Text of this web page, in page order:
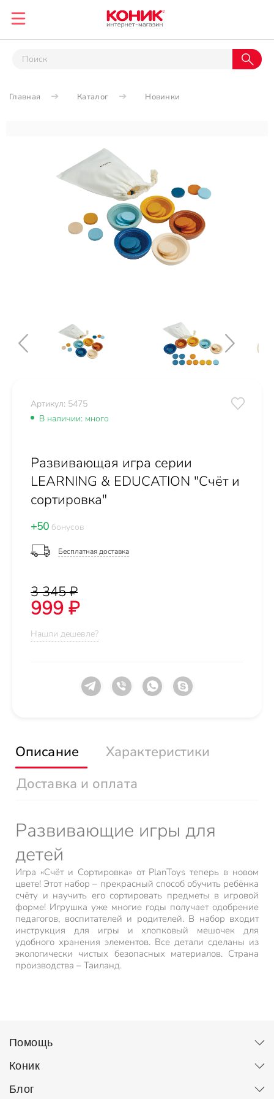
Главная Каталог Новинки
Артикул: 5475
В наличии: много
Развивающая игра серии
LEARNING & EDUCATION "Счёт и
сортировка"
+50 бонусов
Бесплатная доставка
3 345 ₽
999 ₽
Нашли дешевле?
Описание
Характеристики
Доставка и оплата
Развивающие игры для
детей
Игра «Счёт и Сортировка» от PlanToys теперь в новом
цвете! Этот набор – прекрасный способ обучить ребёнка
счёту и научить его сортировать предметы в игровой
форме! Игрушка уже многие годы получает одобрение
педагогов, воспитателей и родителей. В набор входит
инструкция для игры и хлопковый мешочек для
удобного хранения элементов. Все детали сделаны из
экологически чистых безопасных материалов. Страна
производства – Таиланд.
Помощь
Коник
Блог